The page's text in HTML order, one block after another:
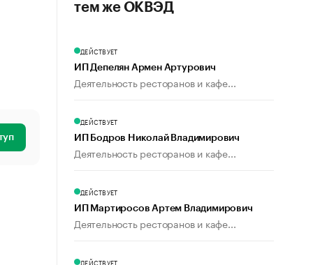
тем же ОКВЭД
ДЕЙСТВУЕТ
ИП Депелян Армен Артурович
Деятельность ресторанов и кафе...
ДЕЙСТВУЕТ
ИП Бодров Николай Владимирович
Деятельность ресторанов и кафе...
ДЕЙСТВУЕТ
ИП Мартиросов Артем Владимирович
Деятельность ресторанов и кафе...
ДЕЙСТВУЕТ